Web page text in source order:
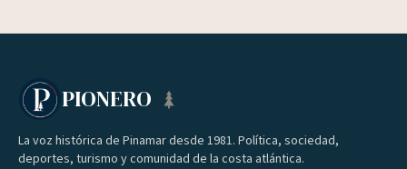
PIONERO
La voz histórica de Pinamar desde 1981. Política, sociedad,
deportes, turismo y comunidad de la costa atlántica.